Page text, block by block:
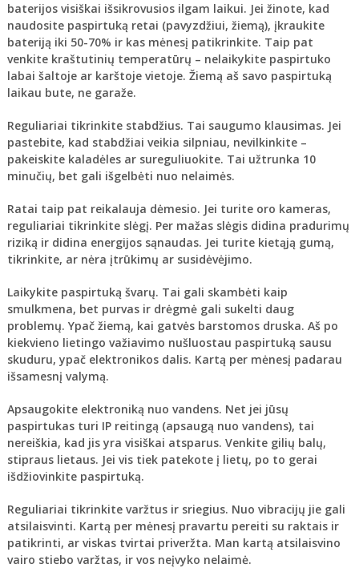
baterijos visiškai išsikrovusios ilgam laikui. Jei žinote, kad
naudosite paspirtuką retai (pavyzdžiui, žiemą), įkraukite
bateriją iki 50-70% ir kas mėnesį patikrinkite. Taip pat
venkite kraštutinių temperatūrų – nelaikykite paspirtuko
labai šaltoje ar karštoje vietoje. Žiemą aš savo paspirtuką
laikau bute, ne garaže.
Reguliariai tikrinkite stabdžius. Tai saugumo klausimas. Jei
pastebite, kad stabdžiai veikia silpniau, nevilkinkite –
pakeiskite kaladėles ar sureguliuokite. Tai užtrunka 10
minučių, bet gali išgelbėti nuo nelaimės.
Ratai taip pat reikalauja dėmesio. Jei turite oro kameras,
reguliariai tikrinkite slėgį. Per mažas slėgis didina pradurimų
riziką ir didina energijos sąnaudas. Jei turite kietąją gumą,
tikrinkite, ar nėra įtrūkimų ar susidėvėjimo.
Laikykite paspirtuką švarų. Tai gali skambėti kaip
smulkmena, bet purvas ir drėgmė gali sukelti daug
problemų. Ypač žiemą, kai gatvės barstomos druska. Aš po
kiekvieno lietingo važiavimo nušluostau paspirtuką sausu
skuduru, ypač elektronikos dalis. Kartą per mėnesį padarau
išsamesnį valymą.
Apsaugokite elektroniką nuo vandens. Net jei jūsų
paspirtukas turi IP reitingą (apsaugą nuo vandens), tai
nereiškia, kad jis yra visiškai atsparus. Venkite gilių balų,
stipraus lietaus. Jei vis tiek patekote į lietų, po to gerai
išdžiovinkite paspirtuką.
Reguliariai tikrinkite varžtus ir sriegius. Nuo vibracijų jie gali
atsilaisvinti. Kartą per mėnesį pravartu pereiti su raktais ir
patikrinti, ar viskas tvirtai priveržta. Man kartą atsilaisvino
vairo stiebo varžtas, ir vos neįvyko nelaimė.